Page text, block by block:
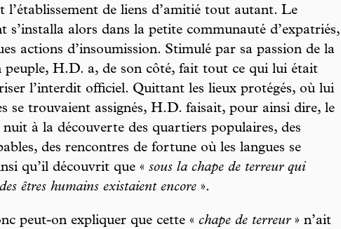
l’établissement de liens d’amitié tout autant. Le
s’installa alors dans la petite communauté d’expatriés,
actions d’insoumission. Stimulé par sa passion de la
peuple, H.D. a, de son côté, fait tout ce qui lui était
l’interdit officiel. Quittant les lieux protégés, où lui
se trouvaient assignés, H.D. faisait, pour ainsi dire, le
à la découverte des quartiers populaires, des
des rencontres de fortune où les langues se
qu’il découvrit que « sous la chape de terreur qui
êtres humains existaient encore ».
peut-on expliquer que cette « chape de terreur» n’ait